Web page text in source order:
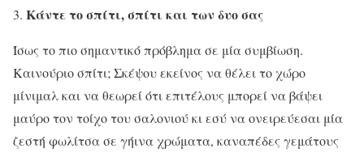
Κάντε το σπίτι, σπίτι και των δυο σας
Ίσως το πιο σημαντικό πρόβλημα σε μία συμβίωση.
Καινούριο σπίτι; Σκέψου εκείνος να θέλει το χώρο
μίνιμαλ και να θεωρεί ότι επιτέλους μπορεί να βάψει
μαύρο τον τοίχο του σαλονιού κι εσύ να ονειρεύεσαι μία
ζεστή φωλίτσα σε γήινα χρώματα, καναπέδες γεμάτους